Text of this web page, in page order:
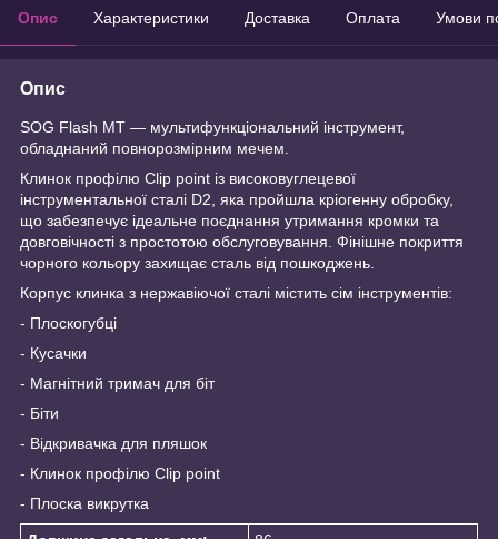
Опис Характеристики Доставка Оплата Умови
Опис
SOG Flash MT — мультифункціональний інструмент,
обладнаний повнорозмірним мечем.
Клинок профілю Clip point із високовуглецевої
інструментальної сталі D2, яка пройшла кріогенну обробку,
що забезпечує ідеальне поєднання утримання кромки та
довговічності з простотою обслуговування. Фінішне покриття
чорного кольору захищає сталь від пошкоджень.
Корпус клинка з нержавіючої сталі містить сім інструментів:
- Плоскогубці
- Кусачки
- Магнітний тримач для біт
- Біти
- Відкривачка для пляшок
- Клинок профілю Clip point
- Плоска викрутка